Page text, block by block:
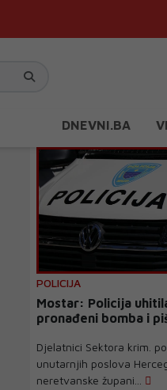
DNEVNI.BA
POLICIJA
Mostar: Policija
pronađeni bomba i
Djelatnici Sektora krim.
unutarnjih poslova
neretvanske župani...